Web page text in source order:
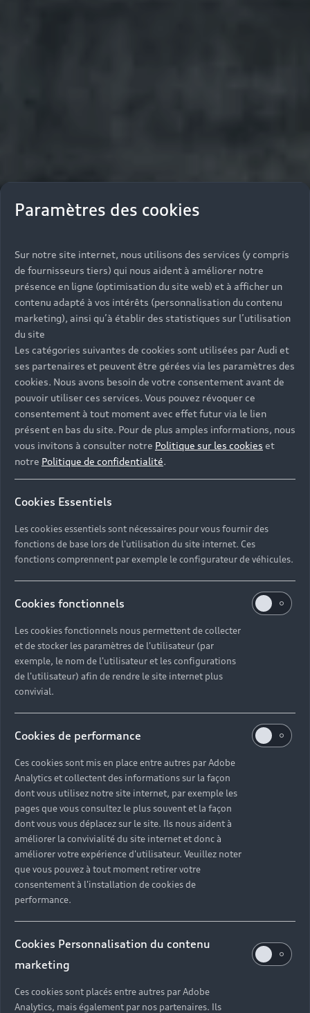
Paramètres des cookies
Sur notre site internet, nous utilisons des services (y compris
de fournisseurs tiers) qui nous aident à améliorer notre
présence en ligne (optimisation du site web) et à afficher un
contenu adapté à vos intérêts (personnalisation du contenu
marketing), ainsi qu’à établir des statistiques sur l’utilisation
du site
Les catégories suivantes de cookies sont utilisées par Audi et
ses partenaires et peuvent être gérées via les paramètres des
cookies. Nous avons besoin de votre consentement avant de
pouvoir utiliser ces services. Vous pouvez révoquer ce
consentement à tout moment avec effet futur via le lien
présent en bas du site. Pour de plus amples informations, nous
vous invitons à consulter notre Politique sur les cookies et
notre Politique de confidentialité.
Cookies Essentiels
Les cookies essentiels sont nécessaires pour vous fournir des
fonctions de base lors de l'utilisation du site internet. Ces
fonctions comprennent par exemple le configurateur de véhicules.
Cookies fonctionnels
Les cookies fonctionnels nous permettent de collecter
et de stocker les paramètres de l'utilisateur (par
exemple, le nom de l'utilisateur et les configurations
de l'utilisateur) afin de rendre le site internet plus
convivial.
Cookies de performance
Ces cookies sont mis en place entre autres par Adobe
Analytics et collectent des informations sur la façon
dont vous utilisez notre site internet, par exemple les
pages que vous consultez le plus souvent et la façon
dont vous vous déplacez sur le site. Ils nous aident à
améliorer la convivialité du site internet et donc à
améliorer votre expérience d'utilisateur. Veuillez noter
que vous pouvez à tout moment retirer votre
consentement à l'installation de cookies de
performance.
Cookies Personnalisation du contenu
marketing
Ces cookies sont placés entre autres par Adobe
Analytics, mais également par nos partenaires. Ils